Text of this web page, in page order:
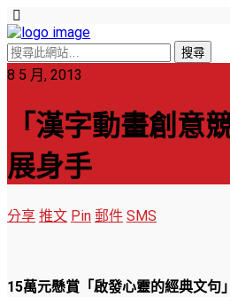
8 5 月, 2013
「漢字動畫創意
展身手
分享 推文 Pin 郵件 SMS
15萬元懸賞「啟發心靈的經典文句」